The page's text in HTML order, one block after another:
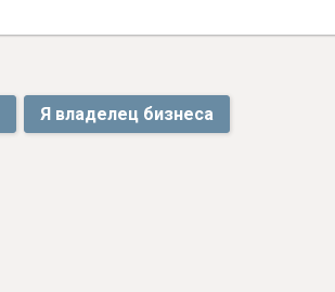
Я владелец бизнеса